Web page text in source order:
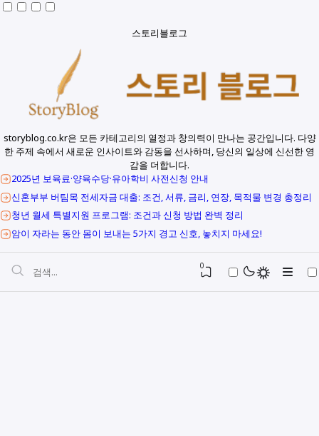
스토리블로그
storyblog.co.kr은 모든 카테고리의 열정과 창의력이 만나는 공간입니다. 다양
한 주제 속에서 새로운 인사이트와 감동을 선사하며, 당신의 일상에 신선한 영
감을 더합니다.
2025년 보육료·양육수당·유아학비 사전신청 안내
신혼부부 버팀목 전세자금 대출: 조건, 서류, 금리, 연장, 목적물 변경 총정리
청년 월세 특별지원 프로그램: 조건과 신청 방법 완벽 정리
암이 자라는 동안 몸이 보내는 5가지 경고 신호, 놓치지 마세요!
0